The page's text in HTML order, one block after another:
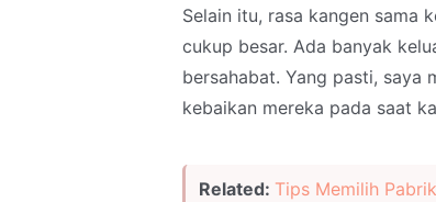
Selain itu, rasa kangen sama
cukup besar. Ada banyak
bersahabat. Yang pasti, saya
kebaikan mereka pada saat
Related: Tips Memilih